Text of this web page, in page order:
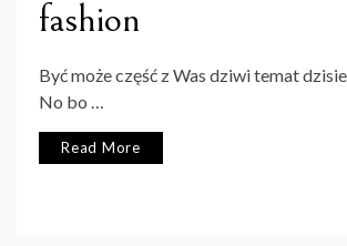
fashion
Być może część z Was dziwi temat
No bo …
Read More